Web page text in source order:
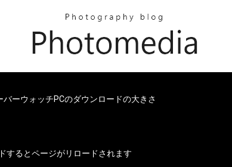
バーウォッチPCのダウンロードの大きさ
するとページがリロードされます